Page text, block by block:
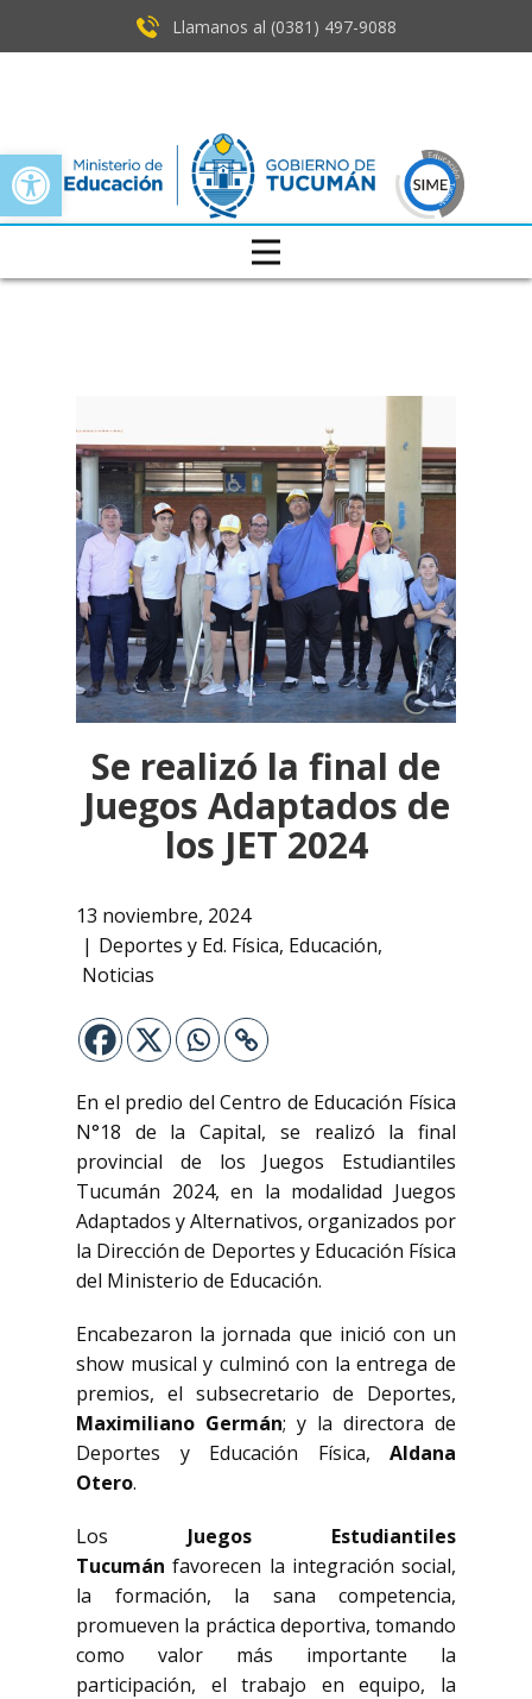
Open toolbar
Llamanos al (0381) ​497-9088
Se realizó la final de
Juegos Adaptados de
los JET 2024
13 noviembre, 2024
Deportes y Ed. Física, Educación,
Noticias
En el predio del Centro de Educación Física
N°18 de la Capital, se realizó la final
provincial de los Juegos Estudiantiles
Tucumán 2024, en la modalidad Juegos
Adaptados y Alternativos, organizados por
la Dirección de Deportes y Educación Física
del Ministerio de Educación.
Encabezaron la jornada que inició con un
show musical y culminó con la entrega de
premios, el subsecretario de Deportes,
Maximiliano Germán; y la directora de
Deportes y Educación Física, Aldana
Otero.
Los Juegos Estudiantiles
Tucumán favorecen la integración social,
la formación, la sana competencia,
promueven la práctica deportiva, tomando
como valor más importante la
participación, el trabajo en equipo, la